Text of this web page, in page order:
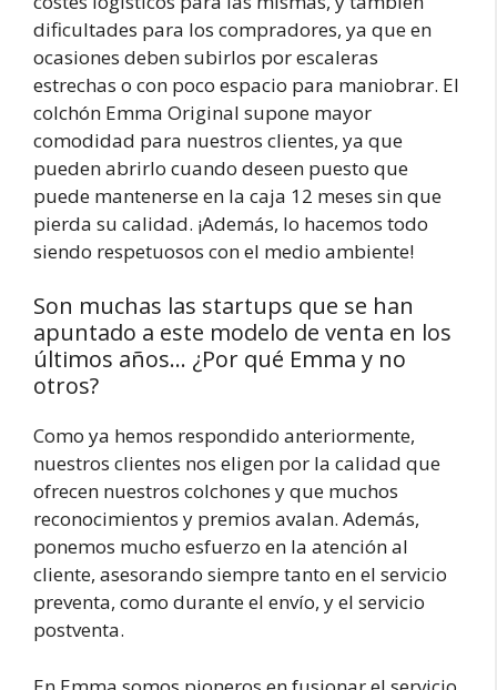
dificultades para los compradores, ya que en
ocasiones deben subirlos por escaleras
estrechas o con poco espacio para maniobrar. El
colchón Emma Original supone mayor
comodidad para nuestros clientes, ya que
pueden abrirlo cuando deseen puesto que
puede mantenerse en la caja 12 meses sin que
pierda su calidad. ¡Además, lo hacemos todo
siendo respetuosos con el medio ambiente!
Son muchas las startups que se han
apuntado a este modelo de venta en los
últimos años… ¿Por qué Emma y no
otros?
Como ya hemos respondido anteriormente,
nuestros clientes nos eligen por la calidad que
ofrecen nuestros colchones y que muchos
reconocimientos y premios avalan. Además,
ponemos mucho esfuerzo en la atención al
cliente, asesorando siempre tanto en el servicio
preventa, como durante el envío, y el servicio
postventa.